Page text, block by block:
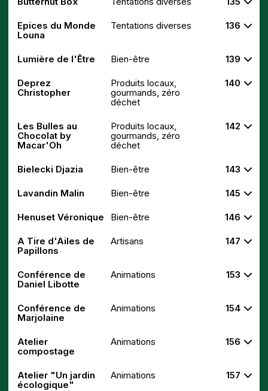
Epices du Monde
Louna
Tentations diverses 136
Lumière de l'Être Bien-être 139
Deprez
Christopher
Produits locaux,
gourmands, zéro
déchet
140
Les Bulles au
Chocolat by
Macar'Oh
Produits locaux,
gourmands, zéro
déchet
142
Bielecki Djazia Bien-être 143
Lavandin Malin Bien-être 145
Henuset Véronique Bien-être 146
A Tire d'Ailes de
Papillons
Artisans 147
Conférence de
Daniel Libotte
Animations 153
Conférence de
Marjolaine
Animations 154
Atelier
compostage
Animations 156
Atelier "Un jardin
écologique"
Animations 157